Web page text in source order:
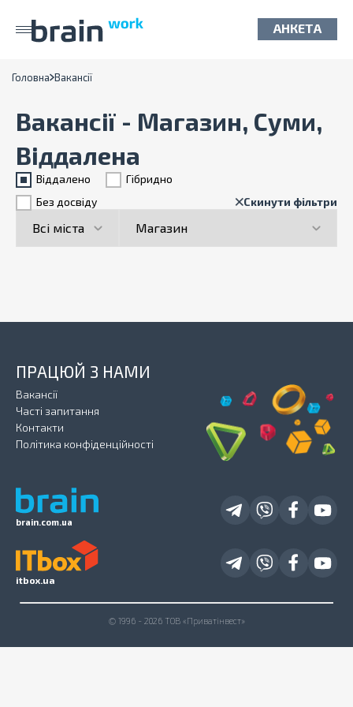
АНКЕТА
Головна Вакансії
Вакансії - Магазин, Суми,
Віддалена
Віддалено
Гiбридно
Без досвіду
Скинути фільтри
brain.com.ua
ПРАЦЮЙ З НАМИ
Вакансії
Часті запитання
Контакти
Політика конфіденційності
itbox.ua
© 1996 - 2026 ТОВ «Приватінвест»